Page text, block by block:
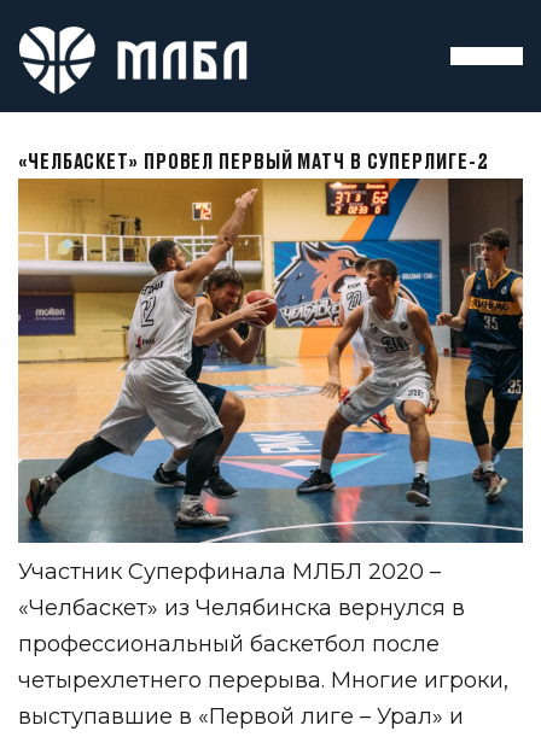
«ЧЕЛБАСКЕТ» ПРОВЕЛ ПЕРВЫЙ МАТЧ В СУПЕРЛИГЕ-2
Участник Суперфинала МЛБЛ 2020 –
«Челбаскет» из Челябинска вернулся в
профессиональный баскетбол после
четырехлетнего перерыва. Многие игроки,
выступавшие в «Первой лиге – Урал» и